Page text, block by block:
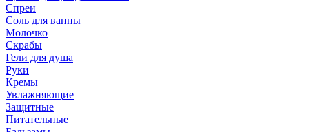
Спреи
Соль для ванны
Молочко
Скрабы
Гели для душа
Руки
Кремы
Увлажняющие
Защитные
Питательные